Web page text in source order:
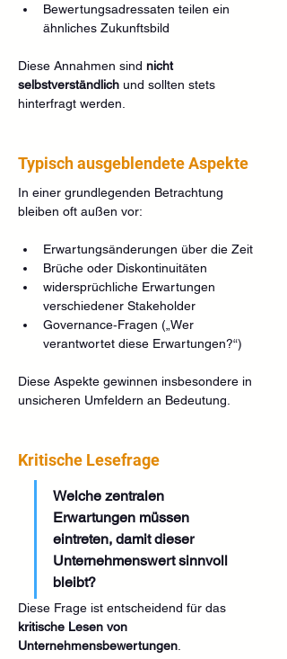
Bewertungsadressaten teilen ein
ähnliches Zukunftsbild
Diese Annahmen sind nicht
selbstverständlich und sollten stets
hinterfragt werden.
Typisch ausgeblendete Aspekte
In einer grundlegenden Betrachtung
bleiben oft außen vor:
Erwartungsänderungen über die Zeit
Brüche oder Diskontinuitäten
widersprüchliche Erwartungen
verschiedener Stakeholder
Governance‑Fragen („Wer
verantwortet diese Erwartungen?“)
Diese Aspekte gewinnen insbesondere in
unsicheren Umfeldern an Bedeutung.
Kritische Lesefrage
Welche zentralen
Erwartungen müssen
eintreten, damit dieser
Unternehmenswert sinnvoll
bleibt?
Diese Frage ist entscheidend für das
kritische Lesen von
Unternehmensbewertungen